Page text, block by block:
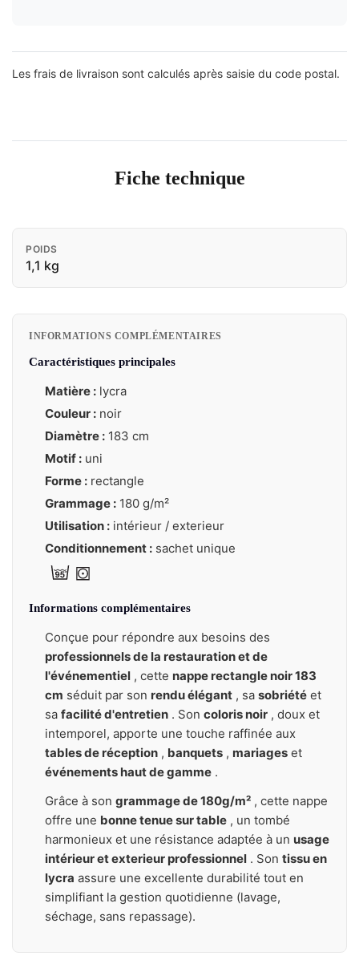
Les frais de livraison sont calculés après saisie du code postal.
Fiche technique
POIDS
1,1 kg
INFORMATIONS COMPLÉMENTAIRES
Caractéristiques principales
Matière : lycra
Couleur : noir
Diamètre : 183 cm
Motif : uni
Forme : rectangle
Grammage : 180 g/m²
Utilisation : intérieur / exterieur
Conditionnement : sachet unique
Informations complémentaires
Conçue pour répondre aux besoins des
professionnels de la restauration et de
l'événementiel , cette nappe rectangle noir 183
cm séduit par son rendu élégant , sa sobriété et
sa facilité d'entretien . Son coloris noir , doux et
intemporel, apporte une touche raffinée aux
tables de réception , banquets , mariages et
événements haut de gamme .
Grâce à son grammage de 180g/m² , cette nappe
offre une bonne tenue sur table , un tombé
harmonieux et une résistance adaptée à un usage
intérieur et exterieur professionnel . Son tissu en
lycra assure une excellente durabilité tout en
simplifiant la gestion quotidienne (lavage,
séchage, sans repassage).